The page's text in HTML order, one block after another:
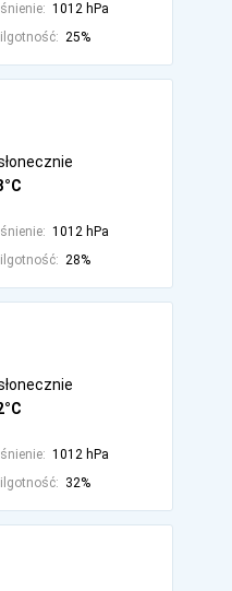
1012 hPa
25%
1012 hPa
28%
1012 hPa
32%